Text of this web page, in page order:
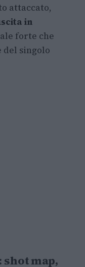
attaccato,
in
forte che
singolo
map,